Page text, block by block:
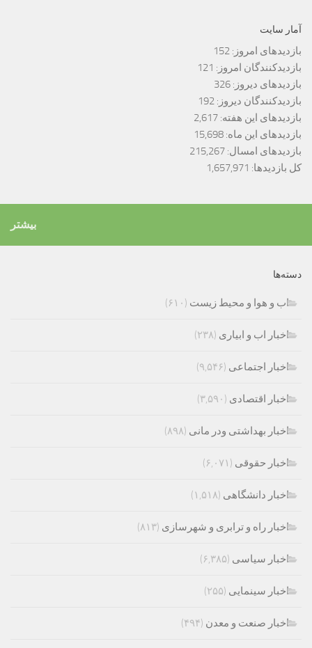
آمار سایت
بازدیدهای امروز: 152
بازدیدکنندگان امروز: 121
بازدیدهای دیروز: 326
بازدیدکنندگان دیروز: 192
بازدیدهای این هفته: 2,617
بازدیدهای این ماه: 15,698
بازدیدهای امسال: 215,267
کل بازدیدها: 1,657,971
بیشتر
دسته‌ها
اب و هوا و محیط زیست (۶۱۰)
اخبار اب و ابیاری (۲۳۸)
اخبار اجتماعی (۹,۵۴۶)
اخبار اقتصادی (۳,۵۹۰)
اخبار بهداشتی ودر مانی (۸۹۸)
اخبار حقوقی (۶,۰۷۱)
اخبار دانشگاهی (۱,۵۱۸)
اخبار راه و ترابری و شهرسازی (۸۱۳)
اخبار سیاسی (۶,۳۸۵)
اخبار سینمایی (۲۵۵)
اخبار صنعت و معدن (۴۹۴)